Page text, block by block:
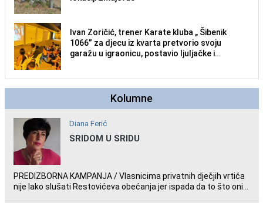
Ivan Zoričić, trener Karate kluba „ Šibenik
1066” za djecu iz kvarta pretvorio svoju
garažu u igraonicu, postavio ljuljačke i
Kolumne
Diana Ferić
SRIDOM U SRIDU
PREDIZBORNA KAMPANJA / Vlasnicima privatnih dječjih vrtića
nije lako slušati Restovićeva obećanja jer ispada da to što oni